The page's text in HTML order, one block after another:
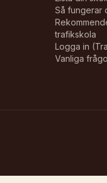
Så fungerar
trafikskola
Logga in
Vanliga